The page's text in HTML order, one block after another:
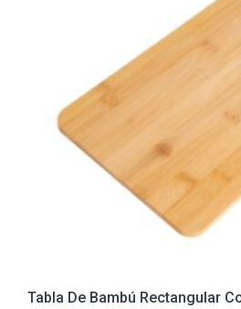
Tabla De Bambú Rectangular